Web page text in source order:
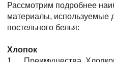
Рассмотрим подробнее
материалы, используемые
постельного белья:
Хлопок